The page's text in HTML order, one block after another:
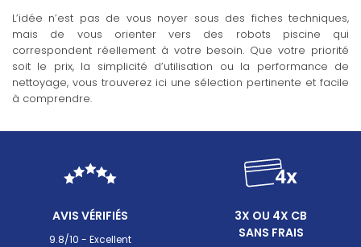
L’idée n’est pas de vous noyer sous des fiches techniques,
mais de vous orienter vers des robots piscine qui
correspondent réellement à votre besoin. Que votre priorité
soit le prix, la simplicité d’utilisation ou la performance de
nettoyage, vous trouverez ici une sélection pertinente et facile
à comprendre.
AVIS VÉRIFIÉS
9.8/10 - Excellent
3X OU 4X CB
SANS FRAIS